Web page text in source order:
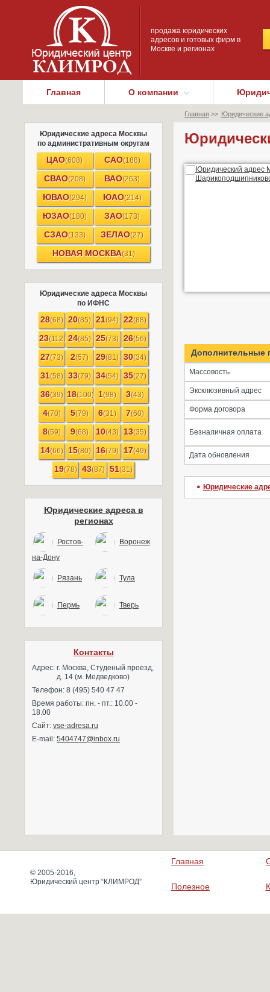
продажа юридических
адресов и готовых фирм в
Москве и регионах
Главная О компании
Юридические адреса Москвы
по административным округам
ЦАО(608) САО(188)
СВАО(208) ВАО(263)
ЮВАО(294) ЮАО(214)
ЮЗАО(180) ЗАО(173)
СЗАО(133) ЗЕЛАО(27)
НОВАЯ МОСКВА(31)
Юридические адреса Москвы
по ИФНС
28(68) 20(85) 21(94) 22(88)
23(112) 24(85) 25(73) 26(56)
27(73) 2(57) 29(81) 30(34)
31(58) 33(79) 34(54) 35(27)
36(39) 18(100) 1(98) 3(43)
4(70) 5(79) 6(31) 7(60)
8(59) 9(68) 10(43) 13(35)
14(66) 15(80) 16(79) 17(49)
19(78) 43(87) 51(31)
Юридические адреса в
регионах
Ростов-
на-Дону
Воронеж
Рязань Тула
Пермь Тверь
Контакты
Адрес: г. Москва, Студеный проезд,
д. 14 (м. Медведково)
Телефон: 8 (495) 540 47 47
Время работы: пн. - пт.: 10.00 -
18.00
Сайт: vse-adresa.ru
E-mail: 5404747@inbox.ru
Главная >> Юридические
Дополнительные
Массовость
Эксклюзивный адрес
Форма договора
Безналичная оплата
Дата обновления
Юридические
© 2005-2016,
Юридический центр “КЛИМРОД”
Главная
Полезное